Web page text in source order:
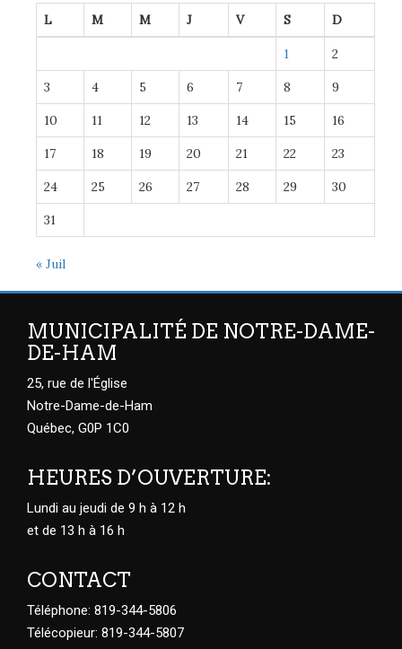
L M M J V S D
1 2
3 4 5 6 7 8 9
10 11 12 13 14 15 16
17 18 19 20 21 22 23
24 25 26 27 28 29 30
31
« Juil
MUNICIPALITÉ DE NOTRE-DAME-
DE-HAM
25, rue de l'Église
Notre-Dame-de-Ham
Québec, G0P 1C0
HEURES D’OUVERTURE:
Lundi au jeudi de 9 h à 12 h
et de 13 h à 16 h
CONTACT
Téléphone: 819-344-5806
Télécopieur: 819-344-5807